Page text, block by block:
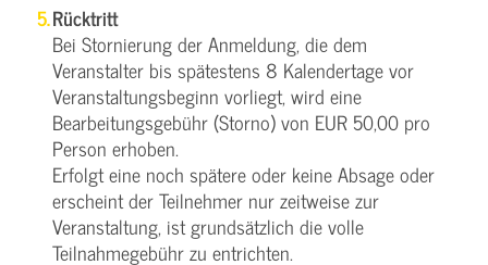
Rücktritt
Bei Stornierung der Anmeldung, die dem
Veranstalter bis spätestens 8 Kalendertage vor
Veranstaltungsbeginn vorliegt, wird eine
Bearbeitungsgebühr (Storno) von EUR 50,00 pro
Person erhoben.
Erfolgt eine noch spätere oder keine Absage oder
erscheint der Teilnehmer nur zeitweise zur
Veranstaltung, ist grundsätzlich die volle
Teilnahmegebühr zu entrichten.